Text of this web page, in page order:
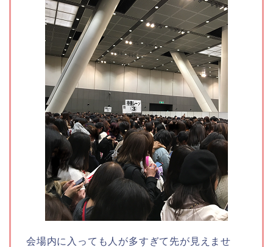
会場内に入っても人が多すぎて先が見えませ